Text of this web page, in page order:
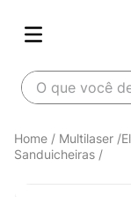
O que você
Multilaser
Sanduicheiras